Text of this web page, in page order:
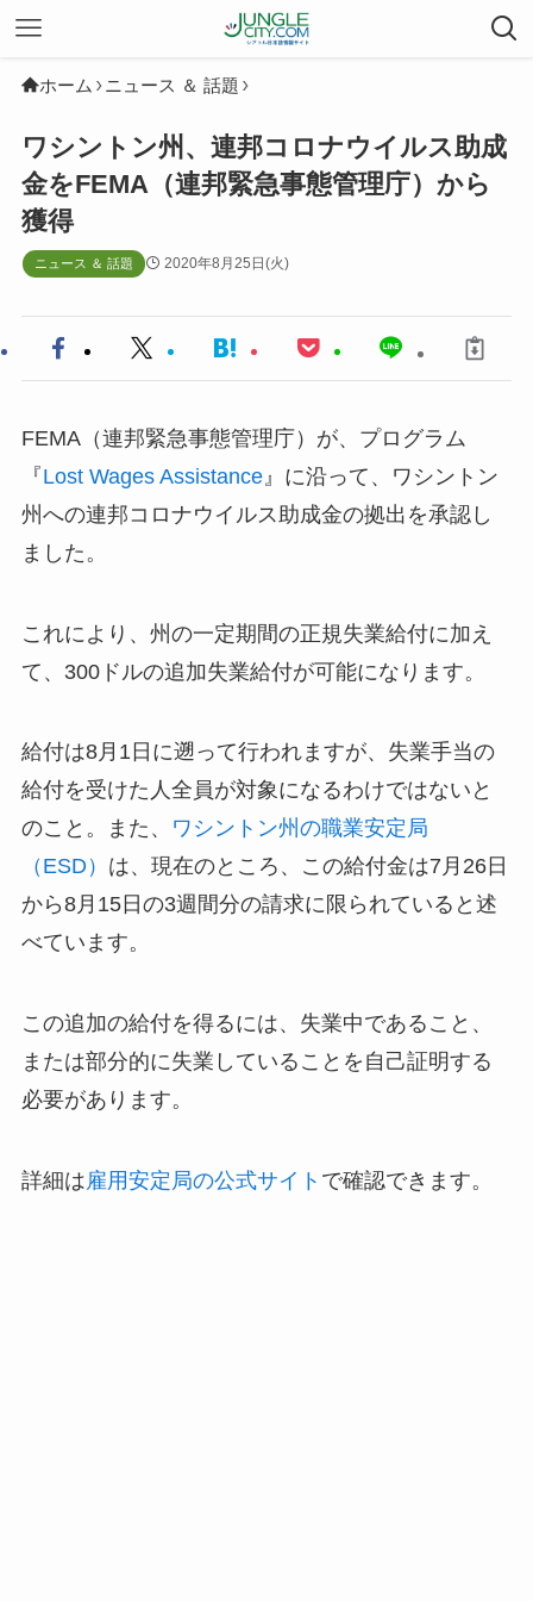
ホーム ニュース ＆ 話題
ワシントン州、連邦コロナウイルス助成
金をFEMA（連邦緊急事態管理庁）から
獲得
ニュース ＆ 話題 2020年8月25日(火)
FEMA（連邦緊急事態管理庁）が、プログラム
『Lost Wages Assistance』に沿って、ワシントン
州への連邦コロナウイルス助成金の拠出を承認し
ました。
これにより、州の一定期間の正規失業給付に加え
て、300ドルの追加失業給付が可能になります。
給付は8月1日に遡って行われますが、失業手当の
給付を受けた人全員が対象になるわけではないと
のこと。また、
ワシントン州の職業安定局
（ESD） は、現在のところ、この給付金は7月26日
から8月15日の3週間分の請求に限られていると述
べています。
この追加の給付を得るには、失業中であること、
または部分的に失業していることを自己証明する
必要があります。
詳細は雇用安定局の公式サイト で確認できます。